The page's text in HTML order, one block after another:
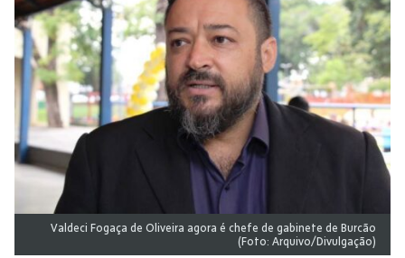
Valdeci Fogaça de Oliveira agora é chefe de gabinete de Burcão
(Foto: Arquivo/Divulgação)